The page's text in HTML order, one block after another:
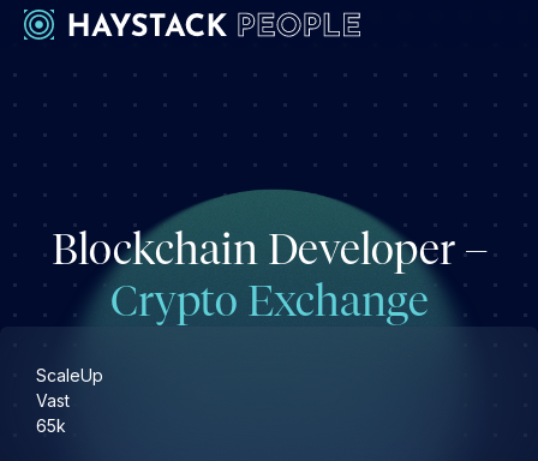
Werkgevers
Engineering & leadership
Executive search
Marketing
Operations & HR
Sales
Blockchain Developer –
Crypto Exchange
ScaleUp
Vast
65k